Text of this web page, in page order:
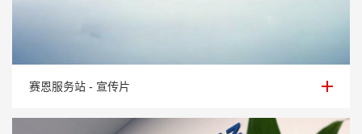
赛恩服务站 - 宣传片
赛恩服务站 - 宣传片